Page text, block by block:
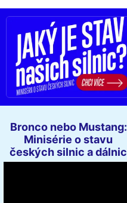
Bronco nebo Mustang:
Minisérie o stavu
českých silnic a dálnic